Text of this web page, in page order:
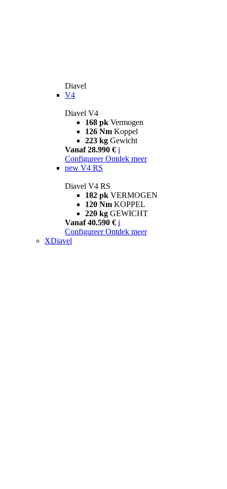
Diavel
V4
Diavel V4
168 pk Vermogen
126 Nm Koppel
223 kg Gewicht
Vanaf 28.990 € i
Configureer Ontdek meer
new V4 RS
Diavel V4 RS
182 pk VERMOGEN
120 Nm KOPPEL
220 kg GEWICHT
Vanaf 40.590 € i
Configureer Ontdek meer
XDiavel